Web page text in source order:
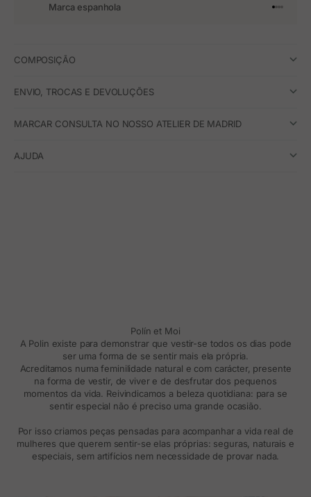
Marca espanhola Ir para o
Ir para
Ir para
Ir para
COMPOSIÇÃO
ENVIO, TROCAS E DEVOLUÇÕES
MARCAR CONSULTA NO NOSSO ATELIER DE MADRID
AJUDA
Polín et Moi
A Polin existe para demonstrar que vestir-se todos os dias pode
ser uma forma de se sentir mais ela própria.
Acreditamos numa feminilidade natural e com carácter, presente
na forma de vestir, de viver e de desfrutar dos pequenos
momentos da vida. Reivindicamos a beleza quotidiana: para se
sentir especial não é preciso uma grande ocasião.
Por isso criamos peças pensadas para acompanhar a vida real de
mulheres que querem sentir-se elas próprias: seguras, naturais e
especiais, sem artifícios nem necessidade de provar nada.